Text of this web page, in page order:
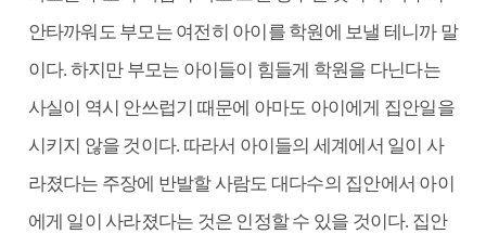
안타까워도 부모는 여전히 아이를 학원에 보낼 테니까 말
이다. 하지만 부모는 아이들이 힘들게 학원을 다닌다는
사실이 역시 안쓰럽기 때문에 아마도 아이에게 집안일을
시키지 않을 것이다. 따라서 아이들의 세계에서 일이 사
라졌다는 주장에 반발할 사람도 대다수의 집안에서 아이
에게 일이 사라졌다는 것은 인정할 수 있을 것이다. 집안